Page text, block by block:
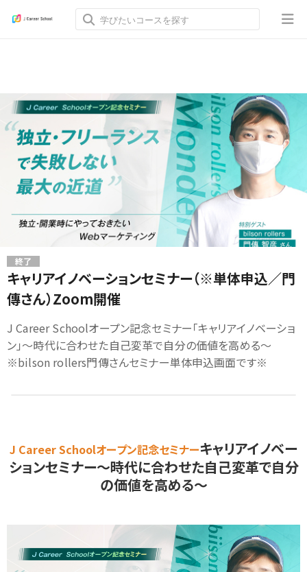
終了
キャリアイノベーションセミナー（※単体申込／門
傳さん）Zoom開催
J Career Schoolオープン記念セミナー「キャリアイノベーショ
ン」～時代に合わせた自己変革で自分の価値を高める～
※bilson rollers門傳さんセミナー単体申込画面です※
J Career Schoolオープン記念セミナーキャリアイノベー
ションセミナー～時代に合わせた自己変革で自分
の価値を高める～